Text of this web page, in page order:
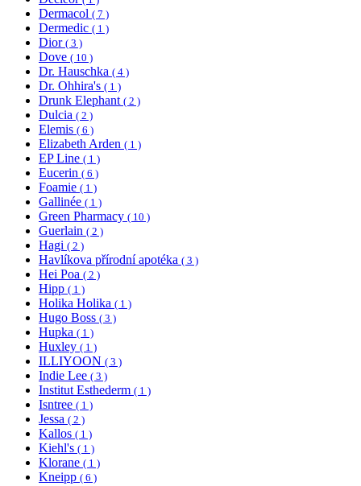
Dermacol ( 7 )
Dermedic ( 1 )
Dior ( 3 )
Dove ( 10 )
Dr. Hauschka ( 4 )
Dr. Ohhira's ( 1 )
Drunk Elephant ( 2 )
Dulcia ( 2 )
Elemis ( 6 )
Elizabeth Arden ( 1 )
EP Line ( 1 )
Eucerin ( 6 )
Foamie ( 1 )
Gallinée ( 1 )
Green Pharmacy ( 10 )
Guerlain ( 2 )
Hagi ( 2 )
Havlíkova přírodní apotéka ( 3 )
Hei Poa ( 2 )
Hipp ( 1 )
Holika Holika ( 1 )
Hugo Boss ( 3 )
Hupka ( 1 )
Huxley ( 1 )
ILLIYOON ( 3 )
Indie Lee ( 3 )
Institut Esthederm ( 1 )
Isntree ( 1 )
Jessa ( 2 )
Kallos ( 1 )
Kiehl's ( 1 )
Klorane ( 1 )
Kneipp ( 6 )